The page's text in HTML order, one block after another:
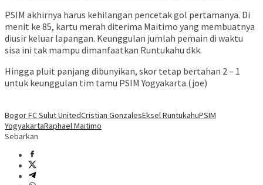
PSIM akhirnya harus kehilangan pencetak gol pertamanya. Di
menit ke 85, kartu merah diterima Maitimo yang membuatnya
diusir keluar lapangan. Keunggulan jumlah pemain di waktu
sisa ini tak mampu dimanfaatkan Runtukahu dkk.
Hingga pluit panjang dibunyikan, skor tetap bertahan 2 – 1
untuk keunggulan tim tamu PSIM Yogyakarta.(joe)
Bogor FC Sulut UnitedCristian GonzalesEksel RuntukahuPSIM
YogyakartaRaphael Maitimo
Sebarkan